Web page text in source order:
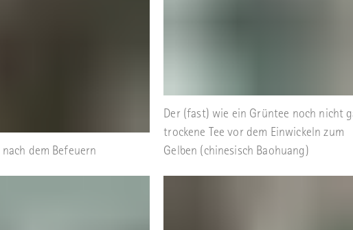
dem Befeuern
Der (fast) wie ein Grüntee noch nicht
trockene Tee vor dem Einwickeln zum
Gelben (chinesisch Baohuang)